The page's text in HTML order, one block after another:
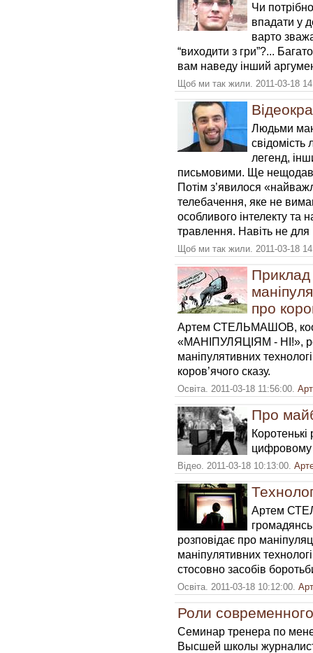
Чи
впадати у
варто
“виходити з гри”?...
вам наведу інший
Щоб ми так жили. 2011-03-18
Людьми
легенд,
письмовими. Ще
Потім з’явилося
телебачення, яке не
особливого інтелекту та
травлення. Навіть не для
Щоб ми так жили. 2011-03-18
Приклад
про
Артем СТЕЛЬМАШОВ,
«МАНІПУЛЯЦІЯМ - НІ!»,
маніпулятивних
коров’ячого сказу.
Освіта. 2011-03-18 11:56:00.
Про
цифровому
Відео. 2011-03-18 10:13:00.
Артем
розповідає про
маніпулятивних
стосовно засобів
Освіта. 2011-03-18 10:12:00.
Роли
Семинар тренера по
Высшей школы